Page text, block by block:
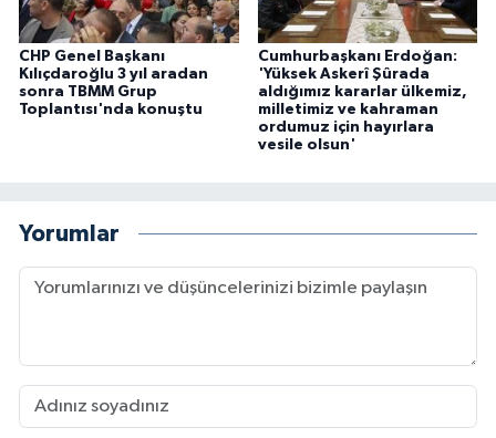
CHP Genel Başkanı
Kılıçdaroğlu 3 yıl aradan
sonra TBMM Grup
Toplantısı'nda konuştu
Cumhurbaşkanı Erdoğan:
'Yüksek Askerî Şûrada
aldığımız kararlar ülkemiz,
milletimiz ve kahraman
ordumuz için hayırlara
vesile olsun'
Yorumlar